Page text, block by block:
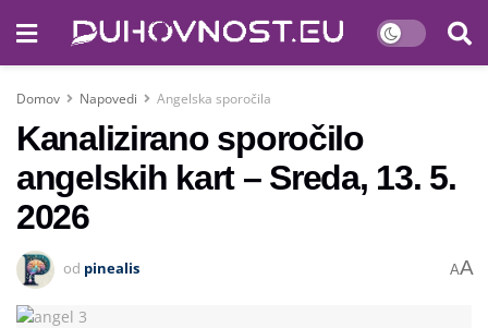
Domov Napovedi Angelska sporočila
Kanalizirano sporočilo
angelskih kart – Sreda, 13. 5.
2026
od pinealis AA